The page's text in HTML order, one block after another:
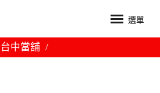
選單
台中當舖